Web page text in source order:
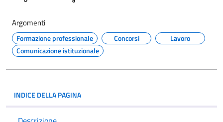
Argomenti
Formazione professionale Concorsi
Lavoro
Comunicazione istituzionale
INDICE DELLA PAGINA